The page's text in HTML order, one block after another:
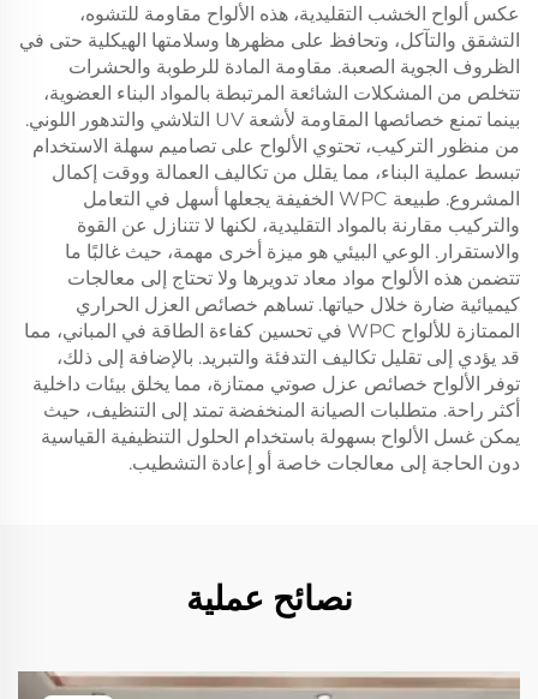
عكس ألواح الخشب التقليدية، هذه الألواح مقاومة للتشوه،
التشقق والتآكل، وتحافظ على مظهرها وسلامتها الهيكلية حتى في
الظروف الجوية الصعبة. مقاومة المادة للرطوبة والحشرات
تتخلص من المشكلات الشائعة المرتبطة بالمواد البناء العضوية،
بينما تمنع خصائصها المقاومة لأشعة UV التلاشي والتدهور اللوني.
من منظور التركيب، تحتوي الألواح على تصاميم سهلة الاستخدام
تبسط عملية البناء، مما يقلل من تكاليف العمالة ووقت إكمال
المشروع. طبيعة WPC الخفيفة يجعلها أسهل في التعامل
والتركيب مقارنة بالمواد التقليدية، لكنها لا تتنازل عن القوة
والاستقرار. الوعي البيئي هو ميزة أخرى مهمة، حيث غالبًا ما
تتضمن هذه الألواح مواد معاد تدويرها ولا تحتاج إلى معالجات
كيميائية ضارة خلال حياتها. تساهم خصائص العزل الحراري
الممتازة للألواح WPC في تحسين كفاءة الطاقة في المباني، مما
قد يؤدي إلى تقليل تكاليف التدفئة والتبريد. بالإضافة إلى ذلك،
توفر الألواح خصائص عزل صوتي ممتازة، مما يخلق بيئات داخلية
أكثر راحة. متطلبات الصيانة المنخفضة تمتد إلى التنظيف، حيث
يمكن غسل الألواح بسهولة باستخدام الحلول التنظيفية القياسية
دون الحاجة إلى معالجات خاصة أو إعادة التشطيب.
نصائح عملية